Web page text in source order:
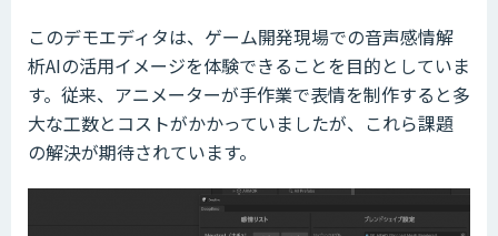
このデモエディタは、ゲーム開発現場での音声感情解
析AIの活用イメージを体験できることを目的としていま
す。従来、アニメーターが手作業で表情を制作すると多
大な工数とコストがかかっていましたが、これら課題
の解決が期待されています。